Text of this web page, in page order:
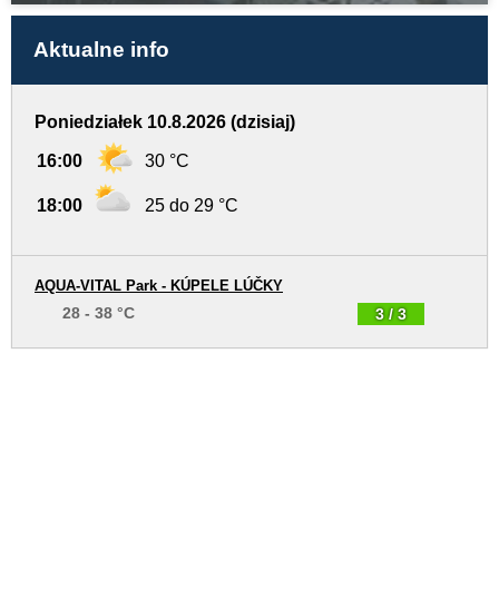
Aktualne info
Poniedziałek 10.8.2026 (dzisiaj)
16:00 30 °C
18:00 25 do 29 °C
3 / 3
AQUA-VITAL Park - KÚPELE LÚČKY
28 - 38 °C